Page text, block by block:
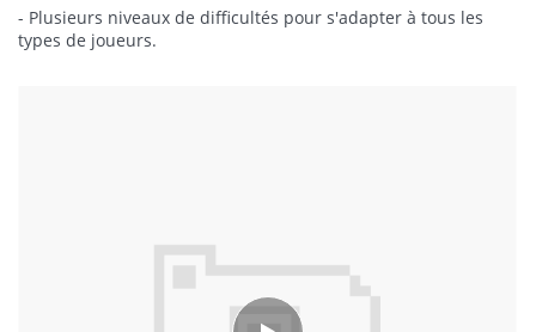
- Plusieurs niveaux de difficultés pour s'adapter à tous les
types de joueurs.